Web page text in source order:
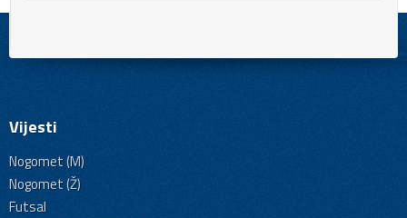
Vijesti
Nogomet (M)
Nogomet (Ž)
Futsal